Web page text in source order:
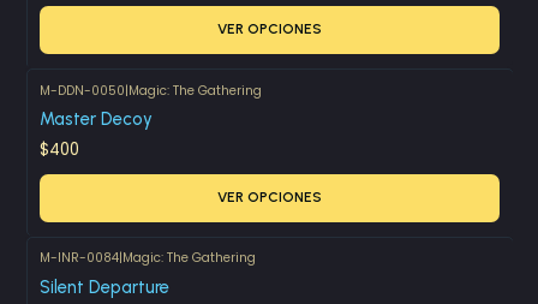
VER OPCIONES
M-DDN-0050|Magic: The Gathering
Master Decoy
$400
VER OPCIONES
M-INR-0084|Magic: The Gathering
Silent Departure